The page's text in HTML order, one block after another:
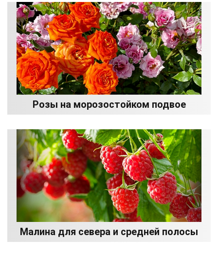
Розы на морозостойком подвое
Малина для севера и средней полосы